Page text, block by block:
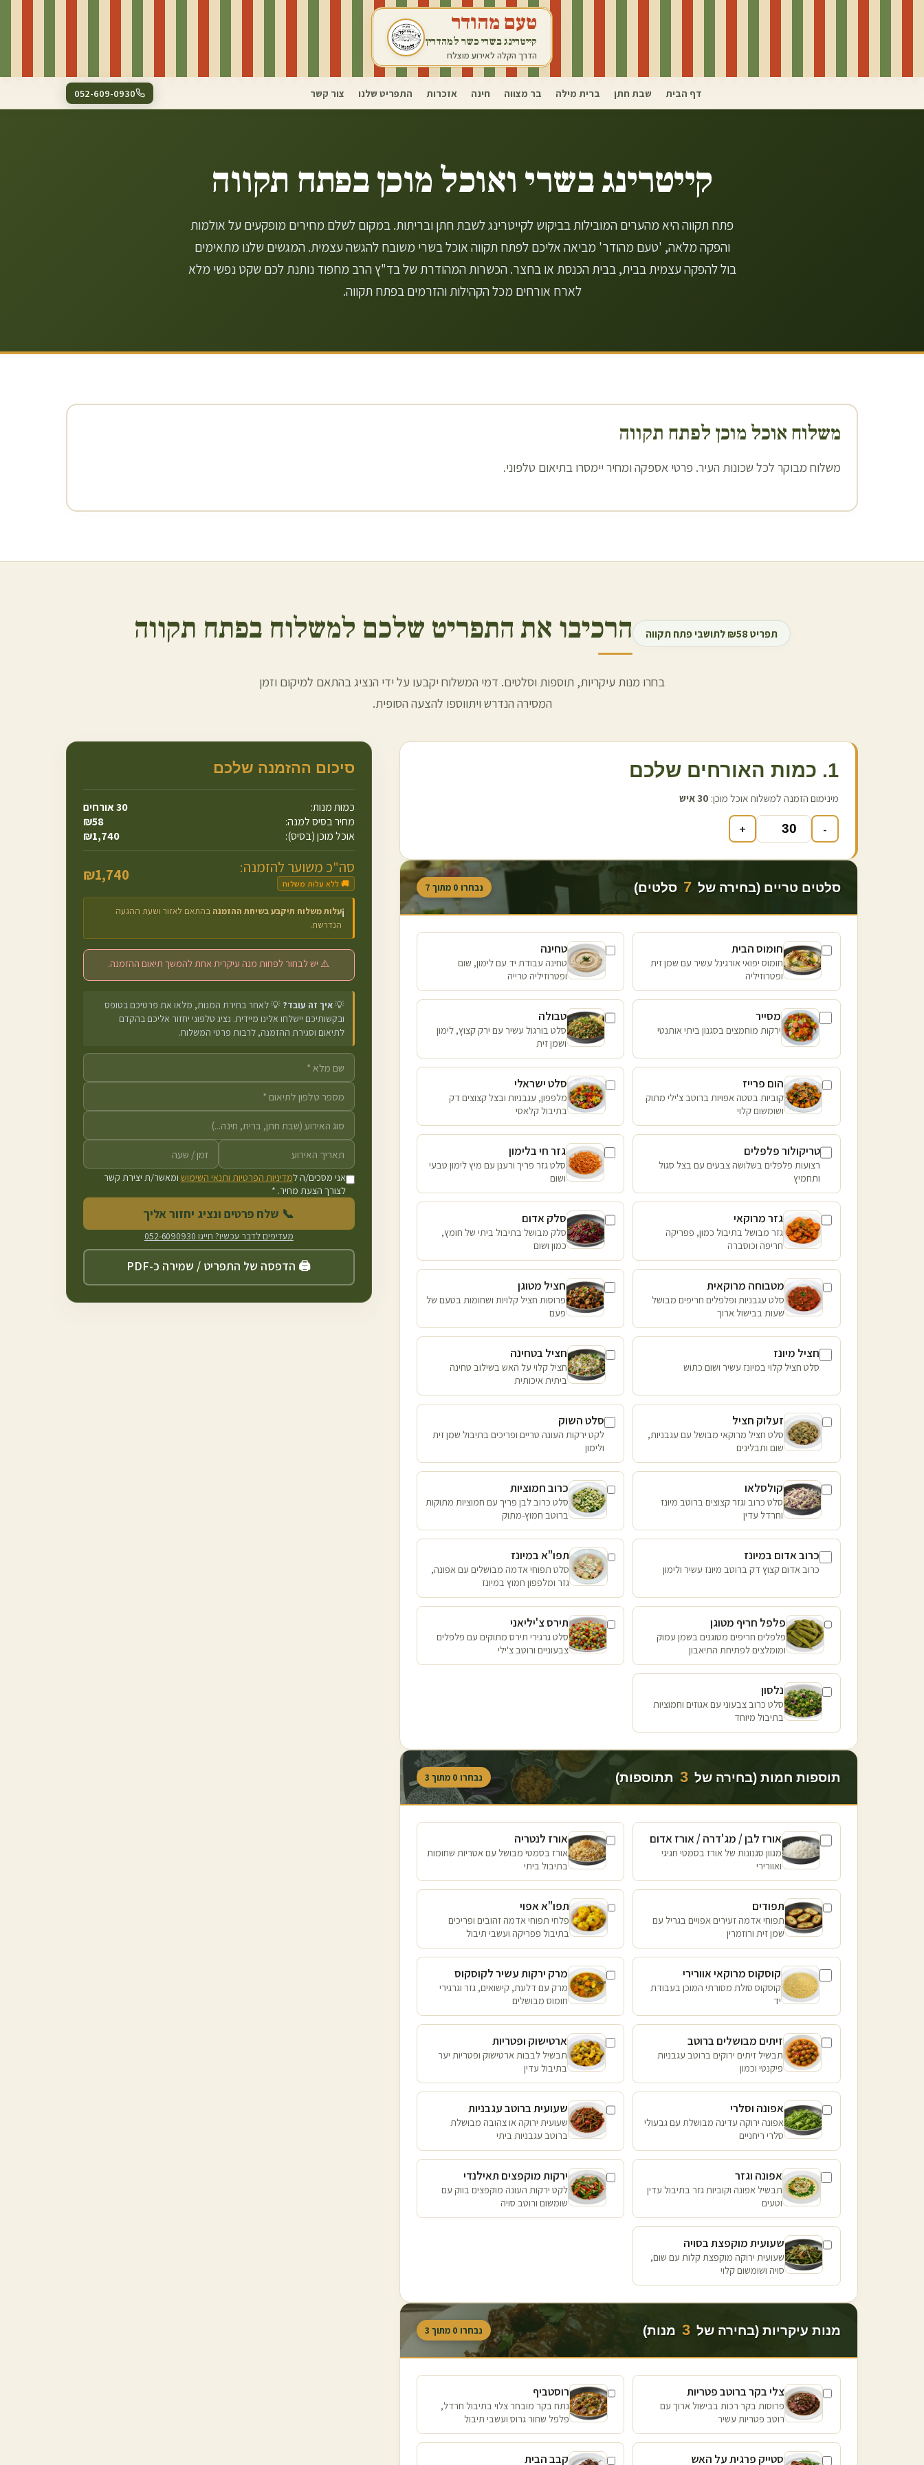
טעם מהודר
קייטרינג בשרי כשר למהדרין
הדרך הקלה לאירוע מוצלח
דף הבית שבת חתן ברית מילה בר מצווה חינה אזכרות התפריט שלנו צור קשר 052-609-0930
קייטרינג בשרי ואוכל מוכן בפתח תקווה
פתח תקווה היא מהערים המובילות בביקוש לקייטרינג לשבת חתן ובריתות. במקום לשלם מחירים מופקעים על אולמות
והפקה מלאה, 'טעם מהודר' מביאה אליכם לפתח תקווה אוכל בשרי משובח להגשה עצמית. המגשים שלנו מתאימים
בול להפקה עצמית בבית, בבית הכנסת או בחצר. הכשרות המהודרת של בד"ץ הרב מחפוד נותנת לכם שקט נפשי מלא
לארח אורחים מכל הקהילות והזרמים בפתח תקווה.
משלוח אוכל מוכן לפתח תקווה
משלוח מבוקר לכל שכונות העיר. פרטי אספקה ומחיר יימסרו בתיאום טלפוני.
תפריט ₪58 לתושבי פתח תקווה הרכיבו את התפריט שלכם למשלוח בפתח תקווה
בחרו מנות עיקריות, תוספות וסלטים. דמי המשלוח יקבעו על ידי הנציג בהתאם למיקום וזמן
המסירה הנדרש ויתווספו להצעה הסופית.
1. כמות האורחים שלכם
מינימום הזמנה למשלוח אוכל מוכן: 30איש
-
+
סלטים טריים (בחירה של 7 סלטים) נבחרו 0 מתוך 7
חומוס הבית
חומוס יפואי אורגינל עשיר עם שמן זית
ופטרוזיליה
טחינה
טחינה עבודת יד עם לימון, שום
ופטרוזיליה טרייה
מסייר
ירקות מוחמצים בסגנון ביתי אותנטי
טבולה
סלט בורגול עשיר עם ירק קצוץ, לימון
ושמן זית
הום פרייז
קוביות בטטה אפויות ברוטב צ'ילי מתוק
ושומשום קלוי
סלט ישראלי
מלפפון, עגבניות ובצל קצוצים דק
בתיבול קלאסי
טריקולור פלפלים
רצועות פלפלים בשלושה צבעים עם בצל סגול
ותחמיץ
גזר חי בלימון
סלט גזר פריך ורענן עם מיץ לימון טבעי
ושום
גזר מרוקאי
גזר מבושל בתיבול כמון, פפריקה
חריפה וכוסברה
סלק אדום
סלק מבושל בתיבול ביתי של חומץ,
כמון ושום
מטבוחה מרוקאית
סלט עגבניות ופלפלים חריפים מבושל
שעות בבישול ארוך
חציל מטוגן
פרוסות חציל קלויות ושחומות בטעם של
פעם
חציל מיונז
סלט חציל קלוי במיונז עשיר ושום כתוש
חציל בטחינה
חציל קלוי על האש בשילוב טחינה
ביתית איכותית
זעלוק חציל
סלט חציל מרוקאי מבושל עם עגבניות,
שום ותבלינים
סלט השוק
לקט ירקות העונה טריים ופריכים בתיבול שמן זית
ולימון
קולסלאו
סלט כרוב וגזר קצוצים ברוטב מיונז
וחרדל עדין
כרוב חמוציות
סלט כרוב לבן פריך עם חמוציות מתוקות
ברוטב חמוץ-מתוק
כרוב אדום במיונז
כרוב אדום קצוץ דק ברוטב מיונז עשיר ולימון
תפו"א במיונז
סלט תפוחי אדמה מבושלים עם אפונה,
גזר ומלפפון חמוץ במיונז
פלפל חריף מטוגן
פלפלים חריפים מטוגנים בשמן עמוק
ומומלצים לפתיחת התיאבון
תירס צ'יליאני
סלט גרגירי תירס מתוקים עם פלפלים
צבעוניים ורוטב צ'ילי
נלסון
סלט כרוב צבעוני עם אגוזים וחמוציות
בתיבול מיוחד
תוספות חמות (בחירה של 3 תתוספות) נבחרו 0 מתוך 3
אורז לבן / מג'דרה / אורז אדום
מגוון סגנונות של אורז בסמטי חגיגי
ואוורירי
אורז לנטריה
אורז בסמטי מבושל עם אטריות שחומות
בתיבול ביתי
תפודים
תפוחי אדמה זעירים אפויים בגריל עם
שמן זית ורוזמרין
תפו"א אפוי
פלחי תפוחי אדמה זהובים ופריכים
בתיבול פפריקה ועשבי תיבול
קוסקוס מרוקאי אוורירי
קוסקוס סולת מסורתי המוכן בעבודת
יד
מרק ירקות עשיר לקוסקוס
מרק עם דלעת, קישואים, גזר וגרגירי
חומוס מבושלים
זיתים מבושלים ברוטב
תבשיל זיתים ירוקים ברוטב עגבניות
פיקנטי וכמון
ארטישוק ופטריות
תבשיל לבבות ארטישוק ופטריות יער
בתיבול עדין
אפונה וסלרי
אפונה ירוקה עדינה מבושלת עם גבעולי
סלרי ריחניים
שעועית ברוטב עגבניות
שעועית ירוקה או צהובה מבושלת
ברוטב עגבניות ביתי
אפונה וגזר
תבשיל אפונה וקוביות גזר בתיבול עדין
וטעים
ירקות מוקפצים תאילנדי
לקט ירקות העונה מוקפצים בווק עם
שומשום ורוטב סויה
שעועית מוקפצת בסויה
שעועית ירוקה מוקפצת קלות עם שום,
סויה ושומשום קלוי
מנות עיקריות (בחירה של 3 מנות) נבחרו 0 מתוך 3
צלי בקר ברוטב פטריות
פרוסות בקר רכות בבישול ארוך עם
רוטב פטריות עשיר
רוסטביף
נתח בקר מובחר צלוי בתיבול חרדל,
פלפל שחור גרוס ועשבי תיבול
סטייק פרגית על האש קבב הבית
סיכום ההזמנה שלכם
כמות מנות: 30אורחים
מחיר בסיס למנה:
₪58
אוכל מוכן (בסיס):
₪1,740
סה"כ משוער להזמנה:
🚚 ללא עלות משלוח ₪1,740
ℹ️עלות משלוח תיקבע בשיחת ההזמנה בהתאם לאזור ושעת ההגעה
הנדרשת.
⚠️ יש לבחור לפחות מנה עיקרית אחת להמשך תיאום ההזמנה.
💡איך זה עובד? 💡 לאחר בחירת המנות, מלאו את פרטיכם בטופס
ובקשותיכם יישלחו אלינו מיידית. נציג טלפוני יחזור אליכם בהקדם
לתיאום וסגירת ההזמנה, לרבות פרטי המשלוח.
אני מסכים/ה למדיניות הפרטיות ותנאי השימוש ומאשר/ת יצירת קשר
לצורך הצעת מחיר. *
📞 שלח פרטים ונציג יחזור אליך
מעדיפים לדבר עכשיו? חייגו 052-6090930
🖨️ הדפסה של התפריט / שמירה כ-PDF